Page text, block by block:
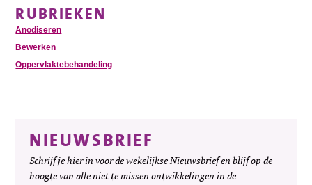
RUBRIEKEN
Anodiseren
Bewerken
Oppervlaktebehandeling
NIEUWSBRIEF
Schrijf je hier in voor de wekelijkse Nieuwsbrief en blijf op de
hoogte van alle niet te missen ontwikkelingen in de